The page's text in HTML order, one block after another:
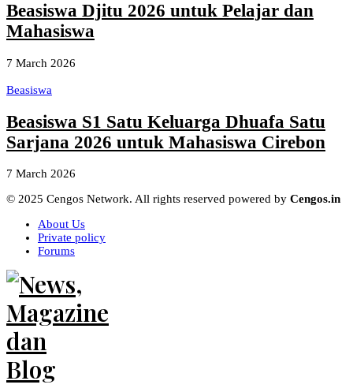
Beasiswa Djitu 2026 untuk Pelajar dan
Mahasiswa
7 March 2026
Beasiswa
Beasiswa S1 Satu Keluarga Dhuafa Satu
Sarjana 2026 untuk Mahasiswa Cirebon
7 March 2026
© 2025 Cengos Network. All rights reserved powered by Cengos.in
About Us
Private policy
Forums